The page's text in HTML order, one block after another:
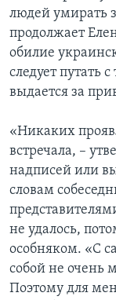
людей умирать
продолжает
обилие
следует путать
выдается за
«Никаких
встречала, –
надписей или
словам
не удалось,
особняком. «С
собой не очень
Поэтому для